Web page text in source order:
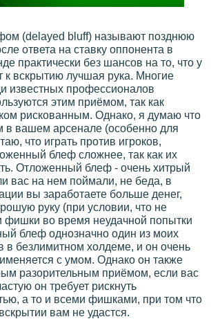
(delayed bluff) называют позднюю
ответа на ставку оппонента в
практически без шансов на то, что у
к вскрытию лучшая рука. Многие
известных профессионалов
этим приёмом, так как
рискованным. Однако, я думаю что
в вашем арсенале (особенно для
что играть против игроков,
блеф сложнее, так как их
Отложенный блеф - очень хитрый
вас на нем поймали, не беда, в
вы заработаете больше денег,
руку (при условии, что не
фишки во время неудачной попытки
блеф однозначно один из моих
безлимитном холдеме, и он очень
с умом. Однако он также
разорительным приёмом, если вас
он требует рискнуть
а то и всеми фишками, при том что
вам не удастся.